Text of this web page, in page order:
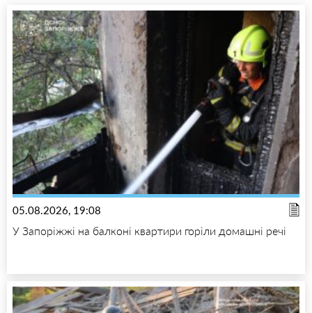
05.08.2026, 19:08
У Запоріжжі на балконі квартири горіли домашні речі